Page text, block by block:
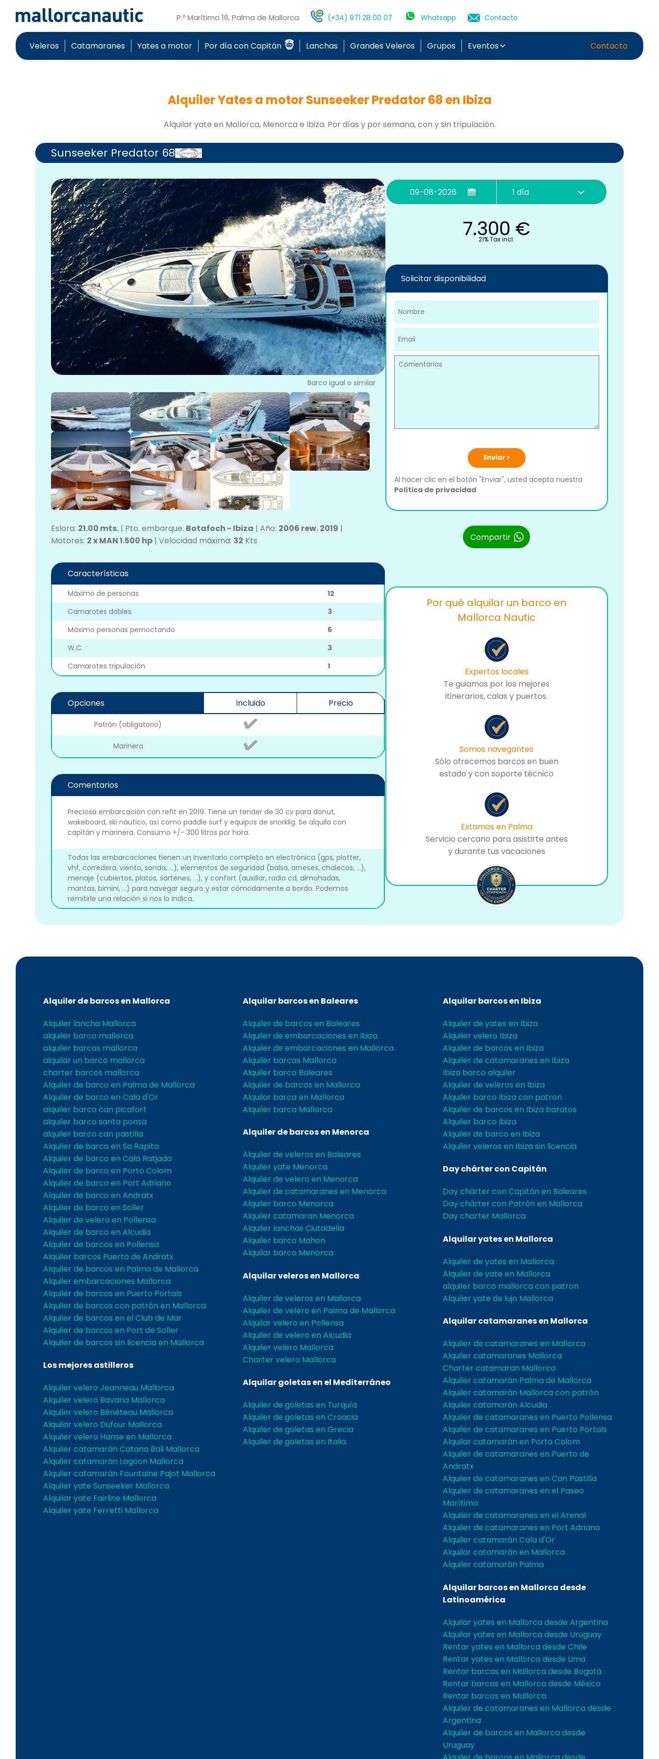
P.º Marítimo 16, Palma de Mallorca (+34) 971 28 00 07 Whatsapp Contacto
Veleros Catamaranes Yates a motor Por día con Capitán Lanchas Grandes Veleros Grupos Eventos Contacto
Alquiler Yates a motor Sunseeker Predator 68 en Ibiza
Alquilar yate en Mallorca, Menorca e Ibiza. Por días y por semana, con y sin tripulación.
Sunseeker Predator 68
Barco igual o similar
Eslora: 21.00 mts. | Pto. embarque: Botafoch - Ibiza | Año: 2006 rew. 2019 |
Motores: 2 x MAN 1.500 hp | Velocidad máxima: 32 Kts
Características
Máximo de personas
12
Camarotes dobles
3
Máximo personas pernoctando
6
W.C
3
Camarotes tripulación
1
Opciones Incluido Precio
Patrón (obligatorio)
Marinera
Comentarios
Preciosa embarcación con refit en 2019. Tiene un tender de 30 cv para donut,
wakeboard, ski náutico, así como paddle surf y equipos de snorklig. Se alquila con
capitán y marinera. Consumo +/- 300 litros por hora.
Todas las embarcaciones tienen un inventario completo en electrónica (gps, plotter,
vhf, corredera, viento, sonda, ...), elementos de seguridad (balsa, arneses, chalecos, ...),
menaje (cubiertos, platos, sartenes, ...), y confort (auxiliar, radio cd, almohadas,
mantas, bimini, ...) para navegar seguro y estar cómodamente a bordo. Podemos
remitirle una relación si nos lo indica.
7.300 €
21% Tax incl.
Solicitar disponibilidad
Enviar >
Al hacer clic en el botón "Enviar", usted acepta nuestra
Política de privacidad
Compartir
Por qué alquilar un barco en
Mallorca Nautic
Expertos locales
Te guiamos por los mejores
itinerarios, calas y puertos.
Somos navegantes
Sólo ofrecemos barcos en buen
estado y con soporte técnico
Estamos en Palma
Servicio cercano para asistirte antes
y durante tus vacaciones
Alquiler de barcos en Mallorca
Alquiler lancha Mallorca
alquiler barco mallorca
alquiler barcos mallorca
alquilar un barco mallorca
charter barcos mallorca
Alquiler de barco en Palma de Mallorca
Alquiler de barco en Cala d'Or
alquiler barco can picafort
alquiler barco santa ponsa
alquiler barco can pastilla
Alquiler de barco en Sa Rapita
Alquiler de barco en Cala Ratjada
Alquiler de barco en Porto Colom
Alquiler de barco en Port Adriano
Alquiler de barco en Andratx
Alquiler de barco en Soller
Alquiler de velero en Pollensa
Alquiler de barco en Alcudia
Alquiler de barcos en Pollensa
Alquiler barcos Puerto de Andratx
Alquiler de barcos en Palma de Mallorca
Alquiler embarcaciones Mallorca
Alquiler de barcos en Puerto Portals
Alquiler de barcos con patrón en Mallorca
Alquiler de barcos en el Club de Mar
Alquiler de barcos en Port de Soller
Alquiler de barcos sin licencia en Mallorca
Los mejores astilleros
Alquiler velero Jeanneau Mallorca
Alquiler velero Bavaria Mallorca
Alquiler velero Bénéteau Mallorca
Alquilar velero Dufour Mallorca
Alquiler velero Hanse en Mallorca
Alquiler catamarán Catana Bali Mallorca
Alquiler catamarán Lagoon Mallorca
Alquiler catamarán Fountaine Pajot Mallorca
Alquiler yate Sunseeker Mallorca
Alquilar yate Fairline Mallorca
Alquiler yate Ferretti Mallorca
Alquilar barcos en Baleares
Alquiler de barcos en Baleares
Alquiler de embarcaciones en Ibiza
Alquiler de embarcaciones en Mallorca
Alquiler barcas Mallorca
Alquiler barco Baleares
Alquiler de barcos en Mallorca
Alquilar barca en Mallorca
Alquiler barca Mallorca
Alquiler de barcos en Menorca
Alquiler de veleros en Baleares
Alquiler yate Menorca
Alquiler de velero en Menorca
Alquiler de catamaranes en Menorca
Alquiler barco Menorca
Alquiler catamaran Menorca
Alquiler lanchas Ciutadella
Alquiler barco Mahon
Alquilar barco Menorca
Alquilar veleros en Mallorca
Alquiler de veleros en Mallorca
Alquiler de velero en Palma de Mallorca
Alquilar velero en Pollensa
Alquiler de velero en Alcudia
Alquiler velero Mallorca
Charter velero Mallorca
Alquilar goletas en el Mediterráneo
Alquiler de goletas en Turquía
Alquiler de goletas en Croacia
Alquiler de goletas en Grecia
Alquiler de goletas en Italia
Alquilar barcos en Ibiza
Alquiler de yates en Ibiza
Alquiler velero Ibiza
Alquiler de barcos en Ibiza
Alquiler de catamaranes en Ibiza
Ibiza barco alquiler
Alquiler de veleros en Ibiza
Alquiler barco Ibiza con patron
Alquiler de barcos en Ibiza baratos
Alquiler barco Ibiza
Alquiler de barco en Ibiza
Alquiler veleros en Ibiza sin licencia
Day chárter con Capitán
Day chárter con Capitán en Baleares
Day chárter con Patrón en Mallorca
Day charter Mallorca
Alquilar yates en Mallorca
Alquiler de yates en Mallorca
Alquiler de yate en Mallorca
alquiler barco mallorca con patron
Alquiler yate de lujo Mallorca
Alquilar catamaranes en Mallorca
Alquiler de catamaranes en Mallorca
Alquiler catamaranes Mallorca
Charter catamaran Mallorca
Alquiler catamarán Palma de Mallorca
Alquiler catamarán Mallorca con patrón
Alquiler catamarán Alcudia
Alquiler de catamaranes en Puerto Pollensa
Alquiler de catamaranes en Puerto Portals
Alquilar catamarán en Porto Colom
Alquiler de catamaranes en Puerto de
Andratx
Alquiler de catamaranes en Can Pastilla
Alquiler de catamaranes en el Paseo
Marítimo
Alquiler de catamaranes en el Arenal
Alquiler de catamaranes en Port Adriano
Alquiler catamarán Cala d'Or
Alquilar catamarán en Mallorca
Alquiler catamarán Palma
Alquilar barcos en Mallorca desde
Latinoamérica
Alquilar yates en Mallorca desde Argentina
Alquilar yates en Mallorca desde Uruguay
Rentar yates en Mallorca desde Chile
Rentar yates en Mallorca desde Lima
Rentar barcas en Mallorca desde Bogotá
Rentar barcas en Mallorca desde México
Rentar barcos en Mallorca
Alquiler de catamaranes en Mallorca desde
Argentina
Alquiler de barcos en Mallorca desde
Uruguay